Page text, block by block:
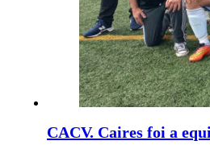
CACV. Caires foi a